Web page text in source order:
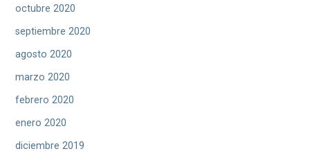
octubre 2020
septiembre 2020
agosto 2020
marzo 2020
febrero 2020
enero 2020
diciembre 2019